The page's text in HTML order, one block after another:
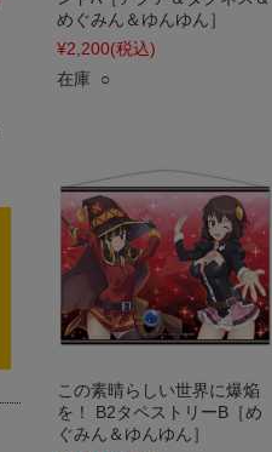
めぐみん＆ゆんゆん］
¥2,200(税込)
在庫 ○
この素晴らしい世界に爆焔
を！ B2タペストリーB［め
ぐみん＆ゆんゆん］